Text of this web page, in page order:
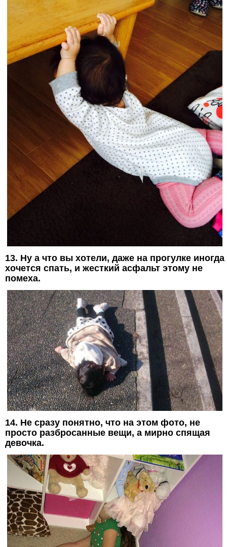
13. Ну а что вы хотели, даже на прогулке иногда
хочется спать, и жесткий асфальт этому не
помеха.
14. Не сразу понятно, что на этом фото, не
просто разбросанные вещи, а мирно спящая
девочка.